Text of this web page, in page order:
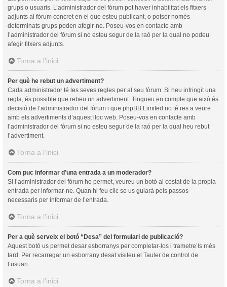
grups o usuaris. L’administrador del fòrum pot haver inhabilitat els fitxers
adjunts al fòrum concret en el que esteu publicant, o potser només
determinats grups poden afegir-ne. Poseu-vos en contacte amb
l’administrador del fòrum si no esteu segur de la raó per la qual no podeu
afegir fitxers adjunts.
Torna a l’inici
Per què he rebut un advertiment?
Cada administrador té les seves regles per al seu fòrum. Si heu infringit una
regla, és possible que rebeu un advertiment. Tingueu en compte que això és
decisió de l’administrador del fòrum i que phpBB Limited no té res a veure
amb els advertiments d’aquest lloc web. Poseu-vos en contacte amb
l’administrador del fòrum si no esteu segur de la raó per la qual heu rebut
l’advertiment.
Torna a l’inici
Com puc informar d’una entrada a un moderador?
Si l’administrador del fòrum ho permet, veureu un botó al costat de la propia
entrada per informar-ne. Quan hi feu clic se us guiarà pels passos
necessaris per informar de l’entrada.
Torna a l’inici
Per a què serveix el botó “Desa” del formulari de publicació?
Aquest botó us permet desar esborranys per completar-los i trametre’ls més
tard. Per recarregar un esborrany desat visiteu el Tauler de control de
l’usuari.
Torna a l’inici